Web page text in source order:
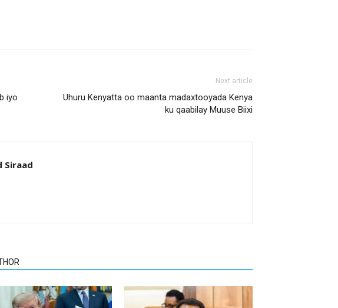
iyo
Next article
Uhuru Kenyatta oo maanta madaxtooyada Kenya
ku qaabilay Muuse Biixi
Siraad